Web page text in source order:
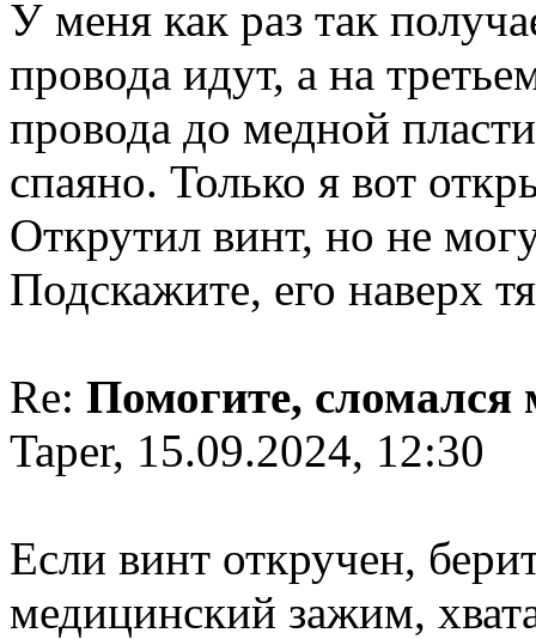
У меня как раз так
провода идут, а на
провода до медной
спаяно. Только я вот
Открутил винт, но не
Подскажите, его наверх
Re: Помогите,
Taper, 15.09.2024, 12:30
Если винт откручен,
медицинский зажим,